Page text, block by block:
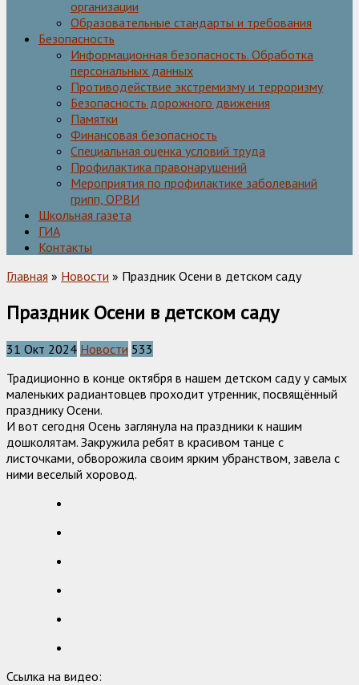
организации
Образовательные стандарты и требования
Безопасность
Информационная безопасность. Обработка
персональных данных
Противодействие экстремизму и терроризму
Безопасность дорожного движения
Памятки
Финансовая безопасность
Специальная оценка условий труда
Профилактика правонарушений
Мероприятия по профилактике заболеваний
грипп, ОРВИ
Школьная газета
ГИА
Контакты
Главная » Новости » Праздник Осени в детском саду
Праздник Осени в детском саду
31 Окт 2024 Новости 533
Традиционно в конце октября в нашем детском саду у самых
маленьких радиантовцев проходит утренник, посвящённый
празднику Осени.
И вот сегодня Осень заглянула на праздники к нашим
дошколятам. Закружила ребят в красивом танце с
листочками, обворожила своим ярким убранством, завела с
ними веселый хоровод.
Ссылка на видео: